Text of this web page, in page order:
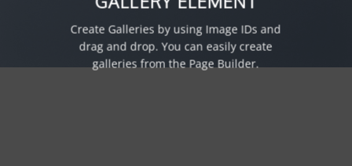
Create Galleries by using Image IDs and
drag and drop. You can easily create
galleries from the Page Builder.